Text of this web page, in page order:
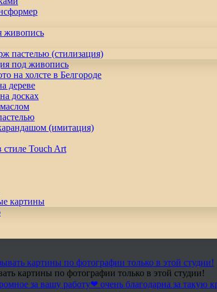
живопись
пастелью (стилизация)
под живопись
на холсте в Белгороде
дереве
досках
(имитация)
стиле Touch Art
картины
картины по фотографии только в этой студии!